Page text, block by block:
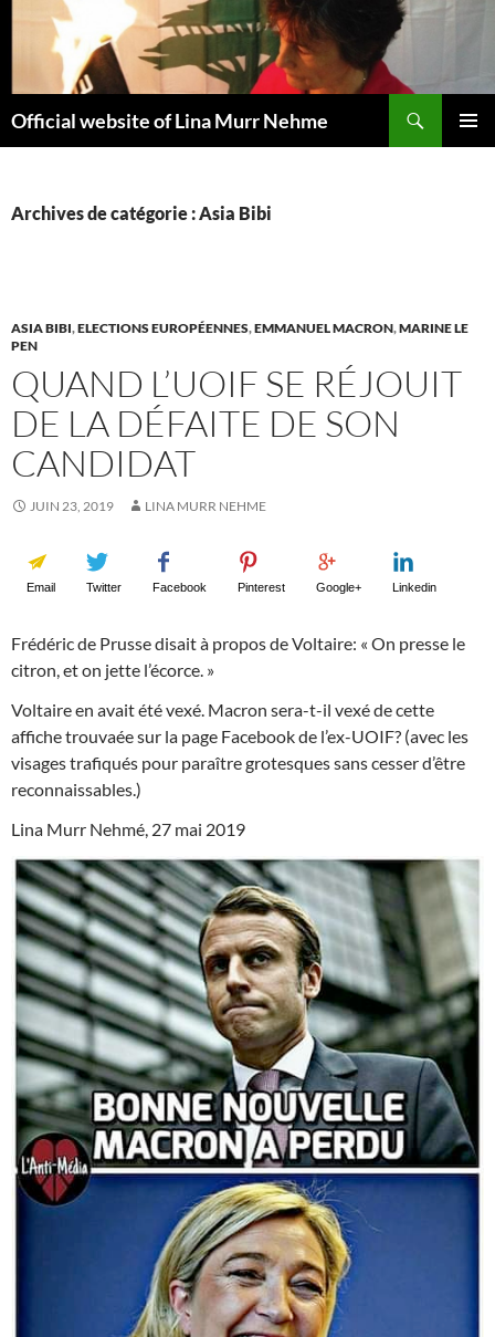
contenu
Official website of Lina Murr Nehme
Archives de catégorie : Asia Bibi
ASIA BIBI,ELECTIONS EUROPÉENNES,EMMANUEL MACRON,MARINE LE
PEN
QUAND L’UOIF SE RÉJOUIT
DE LA DÉFAITE DE SON
CANDIDAT
JUIN 23, 2019 LINA MURR NEHME
Email Twitter Facebook Pinterest Google+ Linkedin
Frédéric de Prusse disait à propos de Voltaire: « On presse le
citron, et on jette l’écorce. »
Voltaire en avait été vexé. Macron sera-t-il vexé de cette
affiche trouvaée sur la page Facebook de l’ex-UOIF? (avec les
visages trafiqués pour paraître grotesques sans cesser d’être
reconnaissables.)
Lina Murr Nehmé, 27 mai 2019